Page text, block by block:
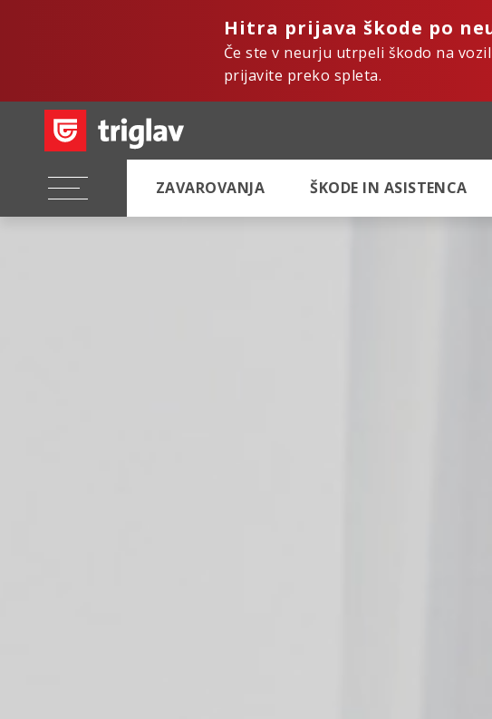
Hitra prijava škode po
Če ste v neurju utrpeli škodo na
prijavite preko spleta.
ZAVAROVANJA ŠKODE IN ASISTENCA